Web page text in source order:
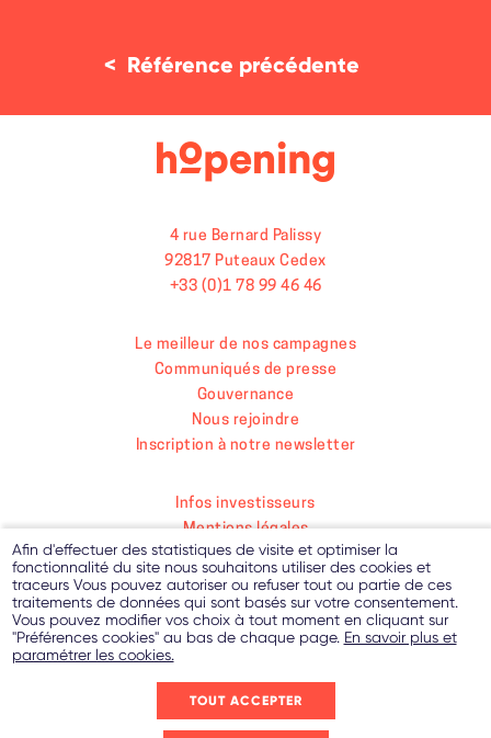
< Référence précédente
4 rue Bernard Palissy
92817 Puteaux Cedex
+33 (0)1 78 99 46 46
Le meilleur de nos campagnes
Communiqués de presse
Gouvernance
Nous rejoindre
Inscription à notre newsletter
Infos investisseurs
Mentions légales
Paramétrer les cookies
Politique de protection des données personnelles
Contact
Afin d'effectuer des statistiques de visite et optimiser la
fonctionnalité du site nous souhaitons utiliser des cookies et
traceurs Vous pouvez autoriser ou refuser tout ou partie de ces
traitements de données qui sont basés sur votre consentement.
Vous pouvez modifier vos choix à tout moment en cliquant sur
"Préférences cookies" au bas de chaque page. En savoir plus et
paramétrer les cookies.
TOUT ACCEPTER